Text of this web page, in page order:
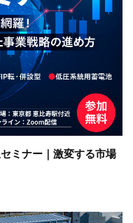
ミナー｜激変する市場